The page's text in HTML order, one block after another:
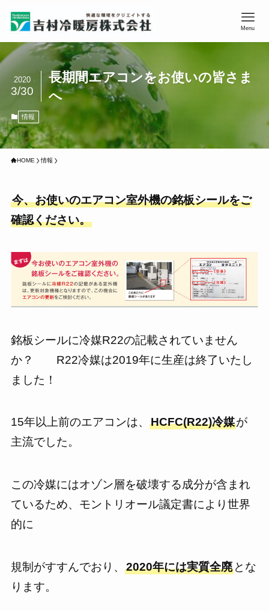
Menu
長期間エアコンをお使いの皆さま
へ
2020
3/30
情報
HOME 情報
今、お使いのエアコン室外機の銘板シールをご
確認ください。
銘板シールに冷媒R22の記載されていません
か？ R22冷媒は2019年に生産は終了いたし
ました！
15年以上前のエアコンは、 HCFC(R22)冷媒が
主流でした。
この冷媒にはオゾン層を破壊する成分が含まれ
ているため、モントリオール議定書により世界
的に
規制がすすんでおり、 2020年には実質全廃とな
ります。